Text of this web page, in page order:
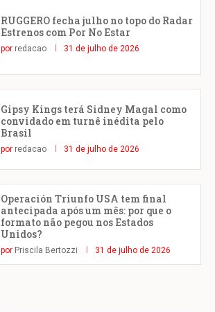
RUGGERO fecha julho no topo do Radar
Estrenos com Por No Estar
por redacao 31 de julho de 2026
Gipsy Kings terá Sidney Magal como
convidado em turnê inédita pelo
Brasil
por redacao 31 de julho de 2026
Operación Triunfo USA tem final
antecipada após um mês: por que o
formato não pegou nos Estados
Unidos?
por Priscila Bertozzi 31 de julho de 2026